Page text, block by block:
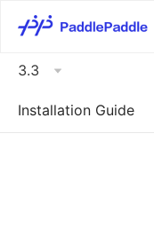
3.3
Installation Guide